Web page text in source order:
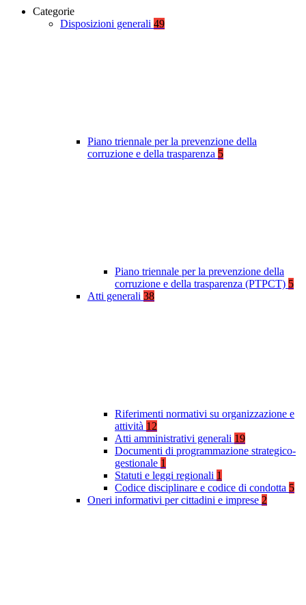
Categorie
Disposizioni generali 49
Piano triennale per la prevenzione della
corruzione e della trasparenza 5
Piano triennale per la prevenzione della
corruzione e della trasparenza (PTPCT) 5
Atti generali 38
Riferimenti normativi su organizzazione e
attività 12
Atti amministrativi generali 19
Documenti di programmazione strategico-
gestionale 1
Statuti e leggi regionali 1
Codice disciplinare e codice di condotta 5
Oneri informativi per cittadini e imprese 2